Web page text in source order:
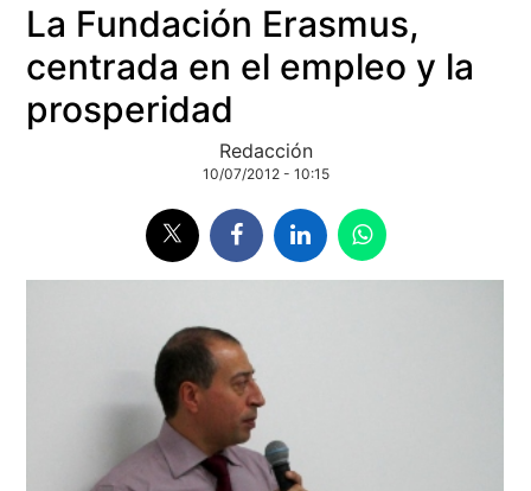
La Fundación Erasmus,
centrada en el empleo y la
prosperidad
Redacción
10/07/2012 - 10:15